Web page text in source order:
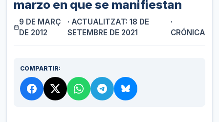
marzo en que se manifiestan
9 DE MARÇ
DE 2012
· ACTUALITZAT: 18 DE
SETEMBRE DE 2021
·
CRÓNICA
COMPARTIR: